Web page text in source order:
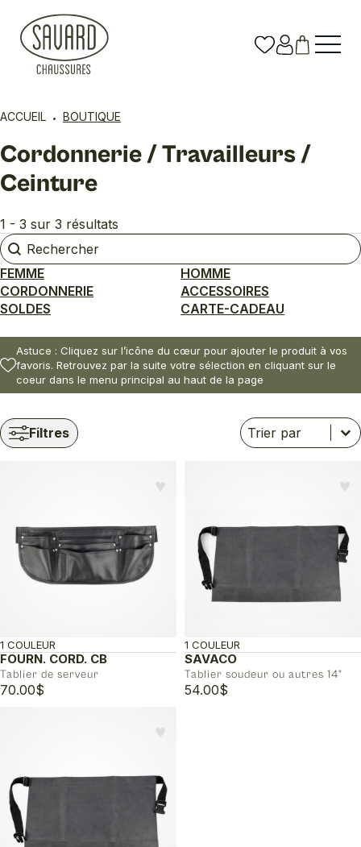
ACCUEIL BOUTIQUE
Cordonnerie / Travailleurs /
Ceinture
1 - 3 sur 3 résultats
Rechercher
Rechercher
FEMME
HOMME
CORDONNERIE
ACCESSOIRES
SOLDES
CARTE-CADEAU
Astuce : Cliquez sur l’icône du cœur pour ajouter le produit à vos
favoris. Retrouvez par la suite votre sélection en cliquant sur le
coeur dans le menu principal au haut de la page
Filtres Trier
Trier le contenu
Trier le contenu
♥︎
FOURN. CORD. CB
Tablier de serveur
1 COULEUR
70.00$
♥︎
SAVACO
Tablier soudeur ou autres 14"
1 COULEUR
54.00$
♥︎